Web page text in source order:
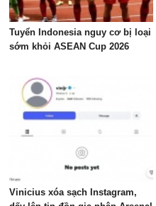
Tuyển Indonesia nguy cơ bị loại
sớm khỏi ASEAN Cup 2026
Vinicius xóa sạch Instagram,